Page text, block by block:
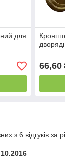
для
66,60
з 6 відгуків за